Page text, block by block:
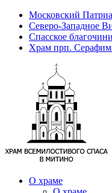
Московский
Северо-Западное
Спасское
Храм прп.
О храме